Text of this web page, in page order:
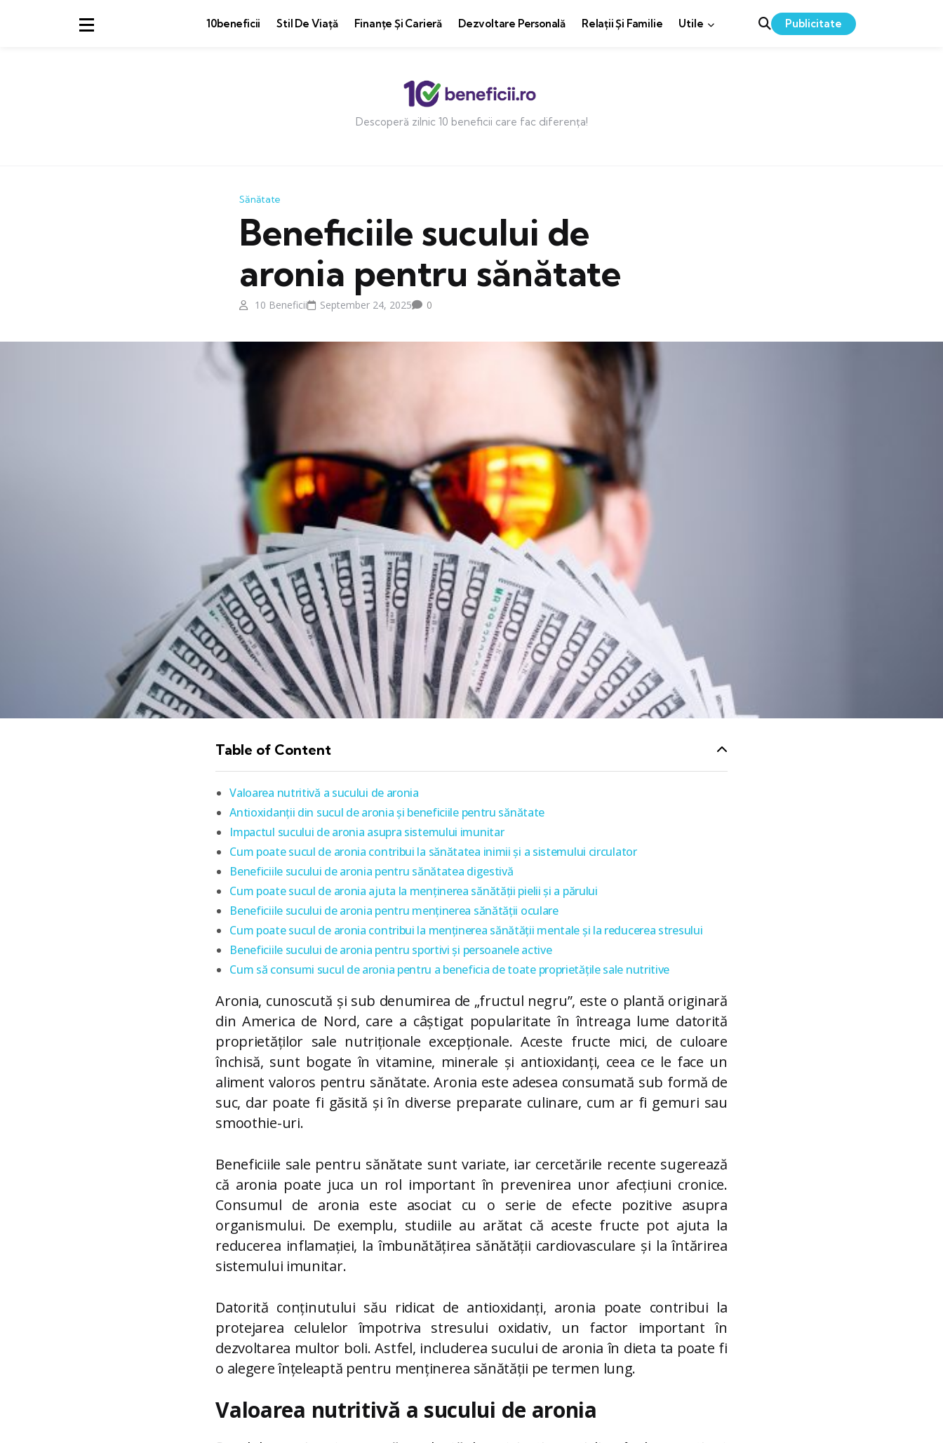
10beneficii Stil De Viață Finanțe Și Carieră Dezvoltare Personală Relații Și Familie Utile Publicitate
Descoperă zilnic 10 beneficii care fac diferența!
Sănătate
Beneficiile sucului de
aronia pentru sănătate
10 Beneficii September 24, 2025 0
Table of Content
Valoarea nutritivă a sucului de aronia
Antioxidanții din sucul de aronia și beneficiile pentru sănătate
Impactul sucului de aronia asupra sistemului imunitar
Cum poate sucul de aronia contribui la sănătatea inimii și a sistemului circulator
Beneficiile sucului de aronia pentru sănătatea digestivă
Cum poate sucul de aronia ajuta la menținerea sănătății pielii și a părului
Beneficiile sucului de aronia pentru menținerea sănătății oculare
Cum poate sucul de aronia contribui la menținerea sănătății mentale și la reducerea stresului
Beneficiile sucului de aronia pentru sportivi și persoanele active
Cum să consumi sucul de aronia pentru a beneficia de toate proprietățile sale nutritive
Aronia, cunoscută și sub denumirea de „fructul negru”, este o plantă originară
din America de Nord, care a câștigat popularitate în întreaga lume datorită
proprietăților sale nutriționale excepționale. Aceste fructe mici, de culoare
închisă, sunt bogate în vitamine, minerale și antioxidanți, ceea ce le face un
aliment valoros pentru sănătate. Aronia este adesea consumată sub formă de
suc, dar poate fi găsită și în diverse preparate culinare, cum ar fi gemuri sau
smoothie-uri.
Beneficiile sale pentru sănătate sunt variate, iar cercetările recente sugerează
că aronia poate juca un rol important în prevenirea unor afecțiuni cronice.
Consumul de aronia este asociat cu o serie de efecte pozitive asupra
organismului. De exemplu, studiile au arătat că aceste fructe pot ajuta la
reducerea inflamației, la îmbunătățirea sănătății cardiovasculare și la întărirea
sistemului imunitar.
Datorită conținutului său ridicat de antioxidanți, aronia poate contribui la
protejarea celulelor împotriva stresului oxidativ, un factor important în
dezvoltarea multor boli. Astfel, includerea sucului de aronia în dieta ta poate fi
o alegere înțeleaptă pentru menținerea sănătății pe termen lung.
Valoarea nutritivă a sucului de aronia